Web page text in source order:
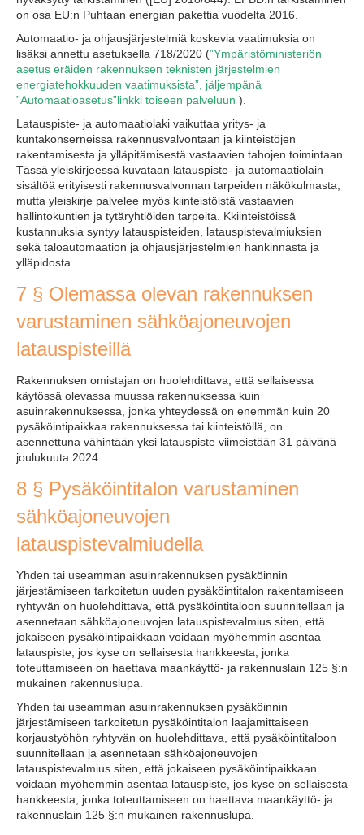
on osa EU:n Puhtaan energian pakettia vuodelta 2016.
Automaatio- ja ohjausjärjestelmiä koskevia vaatimuksia on
lisäksi annettu asetuksella 718/2020 (”Ympäristöministeriön
asetus eräiden rakennuksen teknisten järjestelmien
energiatehokkuuden vaatimuksista”, jäljempänä
”Automaatioasetus”linkki toiseen palveluun ).
Latauspiste- ja automaatiolaki vaikuttaa yritys- ja
kuntakonserneissa rakennusvalvontaan ja kiinteistöjen
rakentamisesta ja ylläpitämisestä vastaavien tahojen toimintaan.
Tässä yleiskirjeessä kuvataan latauspiste- ja automaatiolain
sisältöä erityisesti rakennusvalvonnan tarpeiden näkökulmasta,
mutta yleiskirje palvelee myös kiinteistöistä vastaavien
hallintokuntien ja tytäryhtiöiden tarpeita. Kkiinteistöissä
kustannuksia syntyy latauspisteiden, latauspistevalmiuksien
sekä taloautomaation ja ohjausjärjestelmien hankinnasta ja
ylläpidosta.
7 § Olemassa olevan rakennuksen
varustaminen sähköajoneuvojen
latauspisteillä
Rakennuksen omistajan on huolehdittava, että sellaisessa
käytössä olevassa muussa rakennuksessa kuin
asuinrakennuksessa, jonka yhteydessä on enemmän kuin 20
pysäköintipaikkaa rakennuksessa tai kiinteistöllä, on
asennettuna vähintään yksi latauspiste viimeistään 31 päivänä
joulukuuta 2024.
8 § Pysäköintitalon varustaminen
sähköajoneuvojen
latauspistevalmiudella
Yhden tai useamman asuinrakennuksen pysäköinnin
järjestämiseen tarkoitetun uuden pysäköintitalon rakentamiseen
ryhtyvän on huolehdittava, että pysäköintitaloon suunnitellaan ja
asennetaan sähköajoneuvojen latauspistevalmius siten, että
jokaiseen pysäköintipaikkaan voidaan myöhemmin asentaa
latauspiste, jos kyse on sellaisesta hankkeesta, jonka
toteuttamiseen on haettava maankäyttö- ja rakennuslain 125 §:n
mukainen rakennuslupa.
Yhden tai useamman asuinrakennuksen pysäköinnin
järjestämiseen tarkoitetun pysäköintitalon laajamittaiseen
korjaustyöhön ryhtyvän on huolehdittava, että pysäköintitaloon
suunnitellaan ja asennetaan sähköajoneuvojen
latauspistevalmius siten, että jokaiseen pysäköintipaikkaan
voidaan myöhemmin asentaa latauspiste, jos kyse on sellaisesta
hankkeesta, jonka toteuttamiseen on haettava maankäyttö- ja
rakennuslain 125 §:n mukainen rakennuslupa.